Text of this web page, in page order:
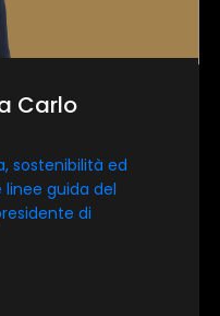
Carlo
sostenibilità ed
guida del
di